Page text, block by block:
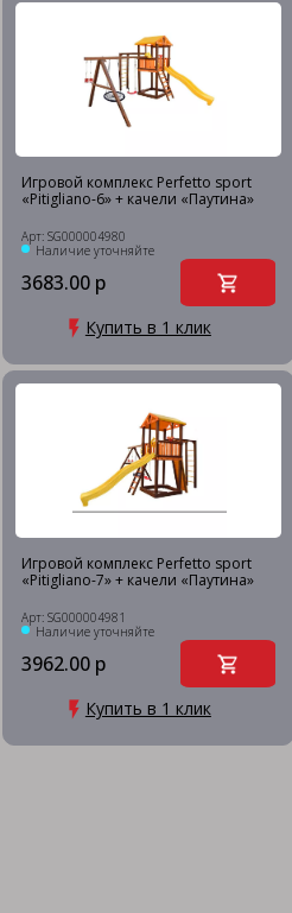
Игровой комплекс Perfetto sport
«Pitigliano-6» + качели «Паутина»
Арт: SG000004980
Наличие уточняйте
3683.00 р
Купить в 1 клик
Игровой комплекс Perfetto sport
«Pitigliano-7» + качели «Паутина»
Арт: SG000004981
Наличие уточняйте
3962.00 р
Купить в 1 клик